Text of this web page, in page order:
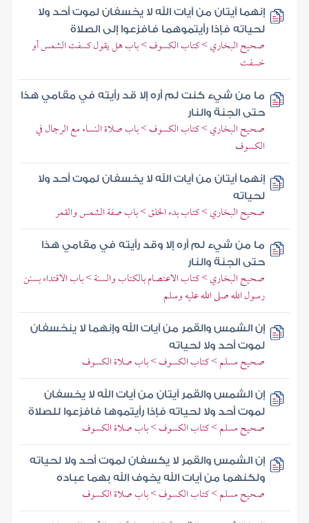
إنهما آيتان من آيات الله لا يخسفان لموت أحد ولا
لحياته فإذا رأيتموهما فافزعوا إلى الصلاة
صحيح البخاري > كتاب الكسوف > باب هل يقول كسفت الشمس أو
خسفت
ما من شيء كنت لم أره إلا قد رأيته في مقامي هذا
حتى الجنة والنار
صحيح البخاري > كتاب الكسوف > باب صلاة النساء مع الرجال في
الكسوف
إنهما آيتان من آيات الله لا يخسفان لموت أحد ولا
لحياته
صحيح البخاري > كتاب بدء الخلق > باب صفة الشمس والقمر
ما من شيء لم أره إلا وقد رأيته في مقامي هذا
حتى الجنة والنار
صحيح البخاري > كتاب الاعتصام بالكتاب والسنة > باب الاقتداء بسنن
رسول الله صلى الله عليه وسلم
إن الشمس والقمر من آيات الله وإنهما لا ينخسفان
لموت أحد ولا لحياته
صحيح مسلم > كتاب الكسوف > باب صلاة الكسوف
إن الشمس والقمر آيتان من آيات الله لا يخسفان
لموت أحد ولا لحياته فإذا رأيتموها فافزعوا للصلاة
صحيح مسلم > كتاب الكسوف > باب صلاة الكسوف
إن الشمس والقمر لا يكسفان لموت أحد ولا لحياته
ولكنهما من آيات الله يخوف الله بهما عباده
صحيح مسلم > كتاب الكسوف > باب صلاة الكسوف